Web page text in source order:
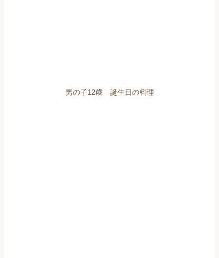
男の子12歳 誕生日の料理